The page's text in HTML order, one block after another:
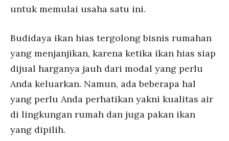
untuk memulai usaha satu ini.
Budidaya ikan hias tergolong bisnis rumahan
yang menjanjikan, karena ketika ikan hias siap
dijual harganya jauh dari modal yang perlu
Anda keluarkan. Namun, ada beberapa hal
yang perlu Anda perhatikan yakni kualitas air
di lingkungan rumah dan juga pakan ikan
yang dipilih.